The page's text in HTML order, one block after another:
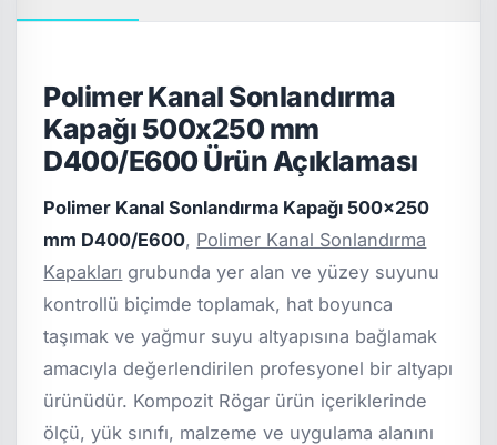
Polimer Kanal Sonlandırma
Kapağı 500x250 mm
D400/E600 Ürün Açıklaması
Polimer Kanal Sonlandırma Kapağı 500x250
mm D400/E600, Polimer Kanal Sonlandırma
Kapakları grubunda yer alan ve yüzey suyunu
kontrollü biçimde toplamak, hat boyunca
taşımak ve yağmur suyu altyapısına bağlamak
amacıyla değerlendirilen profesyonel bir altyapı
ürünüdür. Kompozit Rögar ürün içeriklerinde
ölçü, yük sınıfı, malzeme ve uygulama alanını